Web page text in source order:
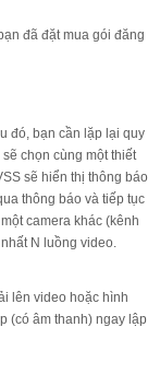
đã đặt mua gói đăng
đó, bạn cần lặp lại quy
chọn cùng một thiết
sẽ hiển thị thông báo
thông báo và tiếp tục
camera khác (kênh
N luồng video.
lên video hoặc hình
(có âm thanh) ngay lập